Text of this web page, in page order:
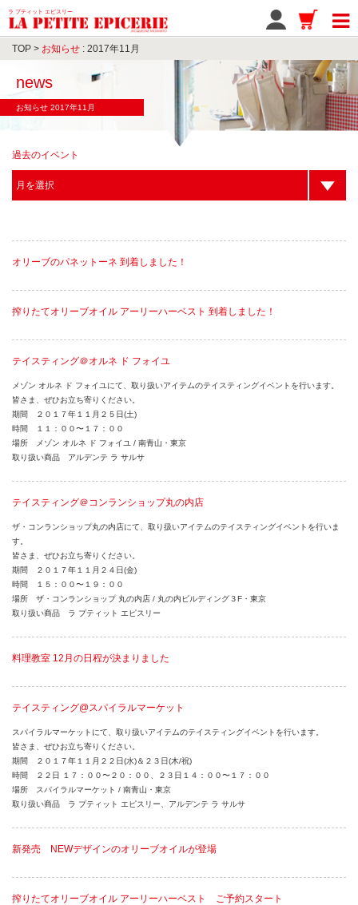
ラ プティット エピスリー
TOP > お知らせ : 2017年11月
news
お知らせ 2017年11月
過去のイベント
オリーブのパネットーネ 到着しました！
搾りたてオリーブオイル アーリーハーベスト 到着しました！
テイスティング＠オルネ ド フォイユ
メゾン オルネ ド フォイユにて、取り扱いアイテムのテイスティングイベントを行います。
皆さま、ぜひお立ち寄りください。
期間 ２０１７年１１月２５日(土)
時間 １１：００〜１７：００
場所 メゾン オルネ ド フォイユ / 南青山・東京
取り扱い商品 アルデンテ ラ サルサ
テイスティング＠コンランショップ丸の内店
ザ・コンランショップ丸の内店にて、取り扱いアイテムのテイスティングイベントを行いま
す。
皆さま、ぜひお立ち寄りください。
期間 ２０１７年１１月２４日(金)
時間 １５：００〜１９：００
場所 ザ・コンランショップ 丸の内店 / 丸の内ビルディング３F・東京
取り扱い商品 ラ プティット エピスリー
料理教室 12月の日程が決まりました
テイスティング@スパイラルマーケット
スパイラルマーケットにて、取り扱いアイテムのテイスティングイベントを行います。
皆さま、ぜひお立ち寄りください。
期間 ２０１７年１１月２２日(水)＆２３日(木/祝)
時間 ２２日 １７：００〜２０：００、２３日１４：００〜１７：００
場所 スパイラルマーケット / 南青山・東京
取り扱い商品 ラ プティット エピスリー、アルデンテ ラ サルサ
新発売 NEWデザインのオリーブオイルが登場
搾りたてオリーブオイル アーリーハーベスト ご予約スタート